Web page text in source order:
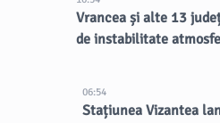
Vrancea și alte 13
de instabilitate
06:54
Stațiunea Vizantea